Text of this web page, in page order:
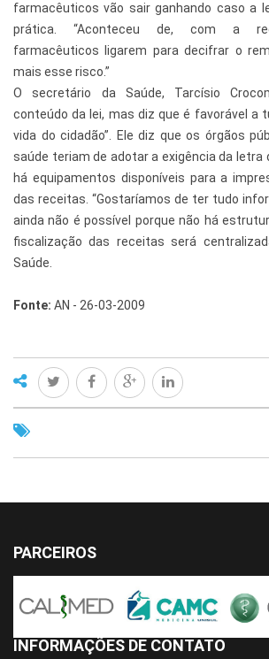
farmacêuticos vão sair ganhando caso a
prática. “Aconteceu de, com a
farmacêuticos ligarem para decifrar o
mais esse risco.”
O secretário da Saúde, Tarcísio
conteúdo da lei, mas diz que é favorável a
vida do cidadão”. Ele diz que os órgãos
saúde teriam de adotar a exigência da letra
há equipamentos disponíveis para a
das receitas. “Gostaríamos de ter tudo
ainda não é possível porque não há
fiscalização das receitas será
Saúde.
Fonte: AN - 26-03-2009
PARCEIROS
INFORMAÇÕES DE CONTATO